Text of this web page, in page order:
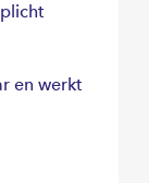
en werkt